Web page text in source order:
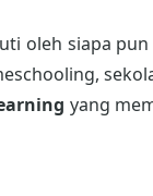
oleh siapa
yang